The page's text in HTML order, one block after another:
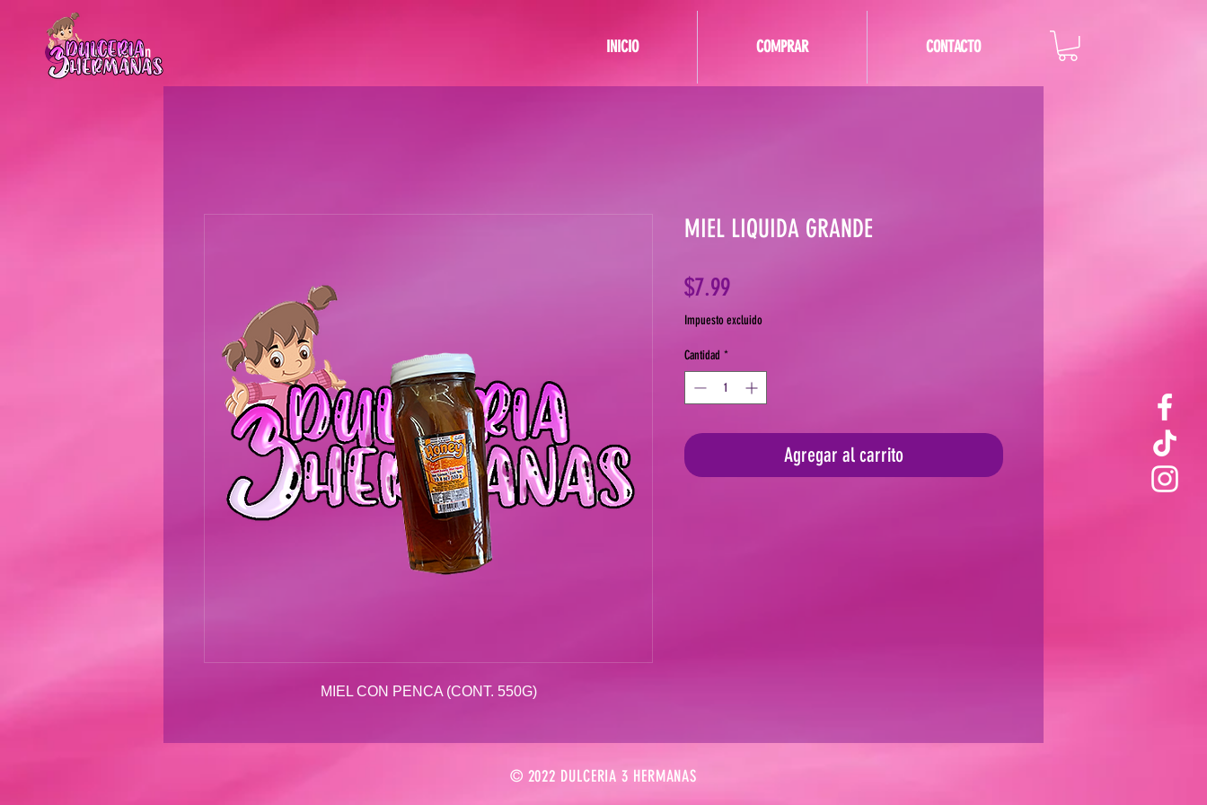
INICIO COMPRAR CONTACTO
Iniciar sesión
MIEL CON PENCA (CONT. 550G)
MIEL LIQUIDA GRANDE
$7.99Precio
Impuesto excluido
Cantidad *
Agregar al carrito
© 2022 DULCERIA 3 HERMANAS